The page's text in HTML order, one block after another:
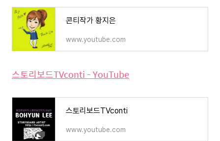
콘티작가 황지은
www.youtube.com
스토리보드TVconti - YouTube
스토리보드TVconti
www.youtube.com